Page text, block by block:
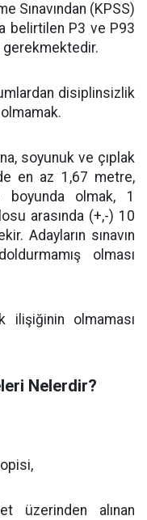
Sınavından (KPSS)
belirtilen P3 ve P93
gerekmektedir.
disiplinsizlik
soyunuk ve çıplak
en az 1,67 metre,
olmak, 1
arasında (+,-) 10
Adayların sınavın
olması
ilişiğinin olmaması
Nelerdir?
üzerinden alınan